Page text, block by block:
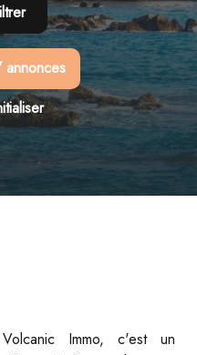
annonces
Immo, c'est un